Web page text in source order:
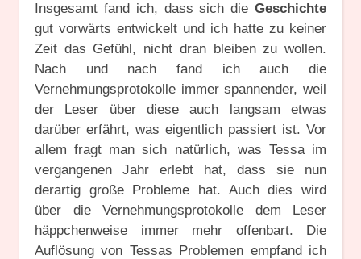
Insgesamt fand ich, dass sich die Geschichte
gut vorwärts entwickelt und ich hatte zu keiner
Zeit das Gefühl, nicht dran bleiben zu wollen.
Nach und nach fand ich auch die
Vernehmungsprotokolle immer spannender, weil
der Leser über diese auch langsam etwas
darüber erfährt, was eigentlich passiert ist. Vor
allem fragt man sich natürlich, was Tessa im
vergangenen Jahr erlebt hat, dass sie nun
derartig große Probleme hat. Auch dies wird
über die Vernehmungsprotokolle dem Leser
häppchenweise immer mehr offenbart. Die
Auflösung von Tessas Problemen empfand ich